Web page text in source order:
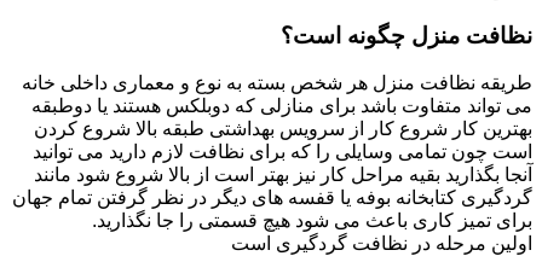
نظافت منزل چگونه است؟
طریقه نظافت منزل هر شخص بسته به نوع و معماری داخلی خانه
می تواند متفاوت باشد برای منازلی که دوبلکس هستند یا دوطبقه
بهترین کار شروع کار از سرویس بهداشتی طبقه بالا شروع کردن
است چون تمامی وسایلی را که برای نظافت لازم دارید می توانید
آنجا بگذارید بقیه مراحل کار نیز بهتر است از بالا شروع شود مانند
گردگیری کتابخانه بوفه یا قفسه های دیگر در نظر گرفتن تمام جهان
برای تمیز کاری باعث می شود هیچ قسمتی را جا نگذارید.
اولین مرحله در نظافت گردگیری است